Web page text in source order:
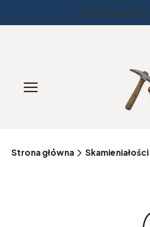
Darmowa
Menu
Strona główna Skamieniałości